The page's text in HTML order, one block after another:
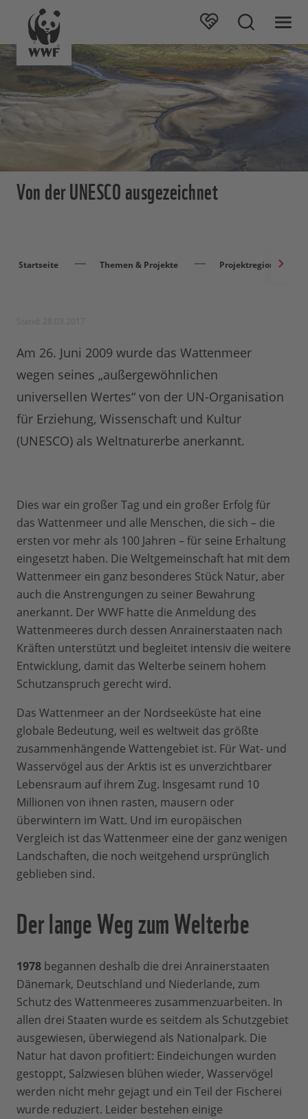
Von der UNESCO ausgezeichnet
Startseite Themen & Projekte Projektregionen
Am 26. Juni 2009 wurde das Wattenmeer
wegen seines „außergewöhnlichen
universellen Wertes“ von der UN-Organisation
für Erziehung, Wissenschaft und Kultur
(UNESCO) als Weltnaturerbe anerkannt.
Dies war ein großer Tag und ein großer Erfolg für
das Wattenmeer und alle Menschen, die sich – die
ersten vor mehr als 100 Jahren – für seine Erhaltung
eingesetzt haben. Die Weltgemeinschaft hat mit dem
Wattenmeer ein ganz besonderes Stück Natur, aber
auch die Anstrengungen zu seiner Bewahrung
anerkannt. Der WWF hatte die Anmeldung des
Wattenmeeres durch dessen Anrainerstaaten nach
Kräften unterstützt und begleitet intensiv die weitere
Entwicklung, damit das Welterbe seinem hohem
Schutzanspruch gerecht wird.
Das Wattenmeer an der Nordseeküste hat eine
globale Bedeutung, weil es weltweit das größte
zusammenhängende Wattengebiet ist. Für Wat- und
Wasservögel aus der Arktis ist es unverzichtbarer
Lebensraum auf ihrem Zug. Insgesamt rund 10
Millionen von ihnen rasten, mausern oder
überwintern im Watt. Und im europäischen
Vergleich ist das Wattenmeer eine der ganz wenigen
Landschaften, die noch weitgehend ursprünglich
geblieben sind.
Der lange Weg zum Welterbe
1978 begannen deshalb die drei Anrainerstaaten
Dänemark, Deutschland und Niederlande, zum
Schutz des Wattenmeeres zusammenzuarbeiten. In
allen drei Staaten wurde es seitdem als Schutzgebiet
ausgewiesen, überwiegend als Nationalpark. Die
Natur hat davon profitiert: Eindeichungen wurden
gestoppt, Salzwiesen blühen wieder, Wasservögel
werden nicht mehr gejagt und ein Teil der Fischerei
wurde reduziert. Leider bestehen einige